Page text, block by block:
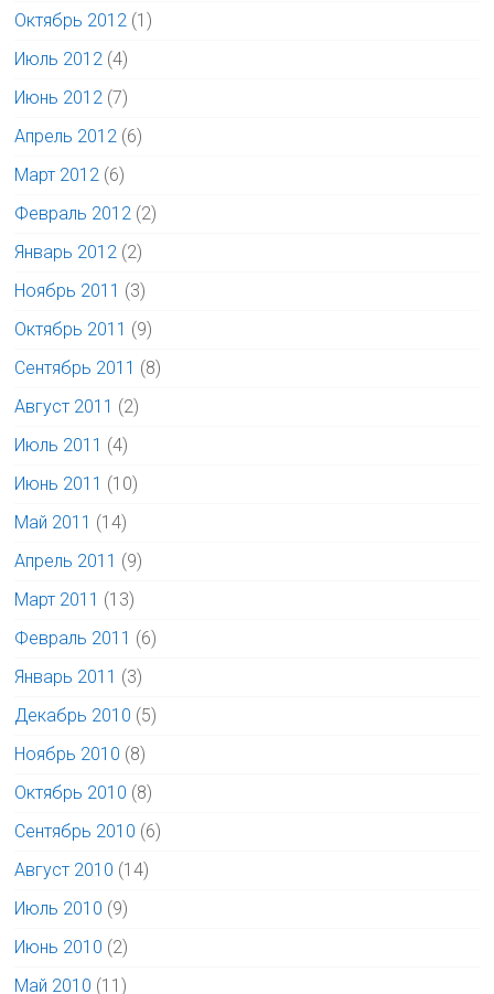
Октябрь 2012 (1)
Июль 2012 (4)
Июнь 2012 (7)
Апрель 2012 (6)
Март 2012 (6)
Февраль 2012 (2)
Январь 2012 (2)
Ноябрь 2011 (3)
Октябрь 2011 (9)
Сентябрь 2011 (8)
Август 2011 (2)
Июль 2011 (4)
Июнь 2011 (10)
Май 2011 (14)
Апрель 2011 (9)
Март 2011 (13)
Февраль 2011 (6)
Январь 2011 (3)
Декабрь 2010 (5)
Ноябрь 2010 (8)
Октябрь 2010 (8)
Сентябрь 2010 (6)
Август 2010 (14)
Июль 2010 (9)
Июнь 2010 (2)
Май 2010 (11)